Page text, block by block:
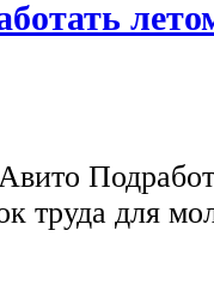
труда для